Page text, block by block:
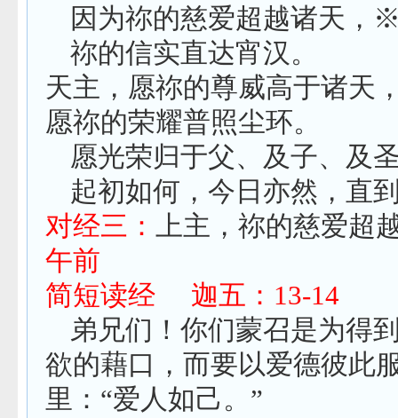
因为祢的慈爱超越诸天，
祢的信实直达宵汉。
天主，愿祢的尊威高于诸天
愿祢的荣耀普照尘环。
愿光荣归于父、及子、及
起初如何，今日亦然，直
对经三： 上主，祢的慈爱超
午前
简短读经
迦五： 13-14
弟兄们！你们蒙召是为得
欲的藉口，而要以爱德彼此
里：“爱人如己。”